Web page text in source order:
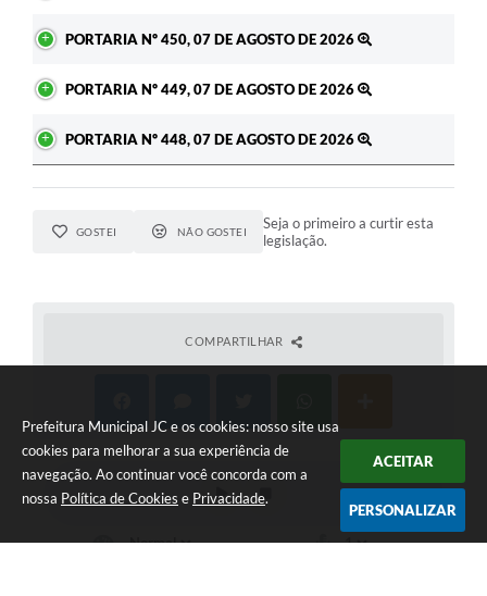
Prefeitura Municipal JC e os cookies: nosso site usa
cookies para melhorar a sua experiência de
navegação. Ao continuar você concorda com a
nossa Política de Cookies e Privacidade.
ACEITAR
PERSONALIZAR
PORTARIA Nº 450, 07 DE AGOSTO DE 2026
PORTARIA Nº 449, 07 DE AGOSTO DE 2026
PORTARIA Nº 448, 07 DE AGOSTO DE 2026
GOSTEI NÃO GOSTEI
Seja o primeiro a curtir esta
legislação.
COMPARTILHAR